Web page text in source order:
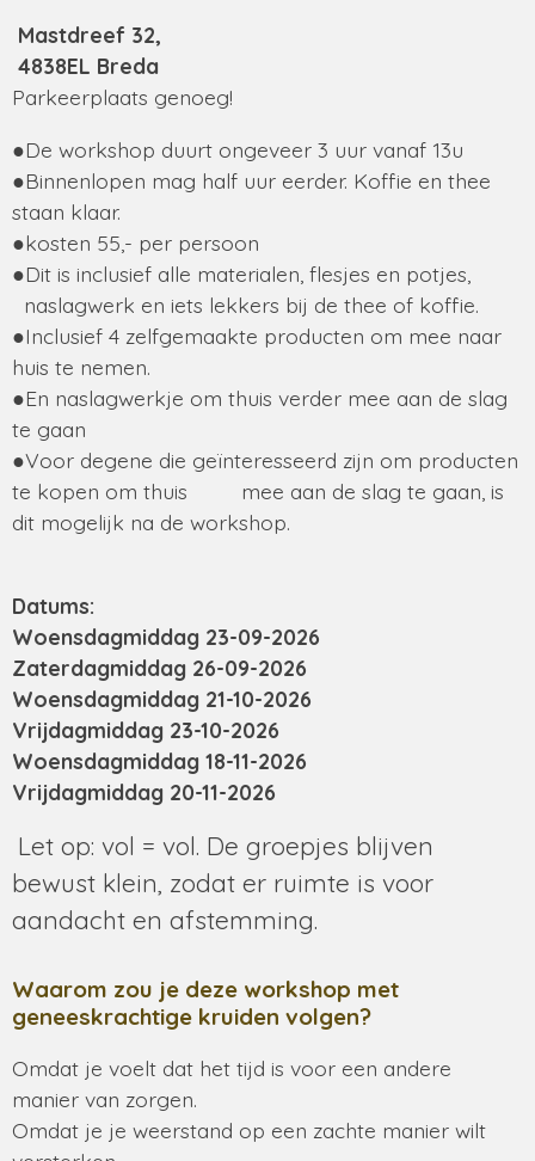
Mastdreef 32,
4838EL Breda
Parkeerplaats genoeg!
●De workshop duurt ongeveer 3 uur vanaf 13u
●Binnenlopen mag half uur eerder. Koffie en thee
staan klaar.
●kosten 55,- per persoon
●Dit is inclusief alle materialen, flesjes en potjes,
naslagwerk en iets lekkers bij de thee of koffie.
●Inclusief 4 zelfgemaakte producten om mee naar
huis te nemen.
●En naslagwerkje om thuis verder mee aan de slag
te gaan
●Voor degene die geïnteresseerd zijn om producten
te kopen om thuis mee aan de slag te gaan, is
dit mogelijk na de workshop.
Datums:
Woensdagmiddag 23-09-2026
Zaterdagmiddag 26-09-2026
Woensdagmiddag 21-10-2026
Vrijdagmiddag 23-10-2026
Woensdagmiddag 18-11-2026
Vrijdagmiddag 20-11-2026
Let op: vol = vol. De groepjes blijven
bewust klein, zodat er ruimte is voor
aandacht en afstemming.
Waarom zou je deze workshop met
geneeskrachtige kruiden volgen?
Omdat je voelt dat het tijd is voor een andere
manier van zorgen.
Omdat je je weerstand op een zachte manier wilt